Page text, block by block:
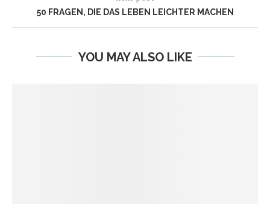
50 FRAGEN, DIE DAS LEBEN LEICHTER MACHEN
YOU MAY ALSO LIKE